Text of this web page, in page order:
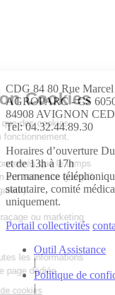
CDG 84 80 Rue
AGROPARC - CS
84908 AVIGNON
Tel: 04.32.44.89.30
Horaires d’ouverture
et de 13h à 17h
Permanence
statutaire, comité
uniquement.
Portail collectivités
Outil Assistance
|
Politique de
|
Information
Notre site n'utilise que
nécessaires à son
Ceux-ci ne sont
de votre navigation sur
fermeture du
Aucun cookie de
n'est utilisé.
Vous trouverez toutes
détaillées sur notre
Lire notre politique de